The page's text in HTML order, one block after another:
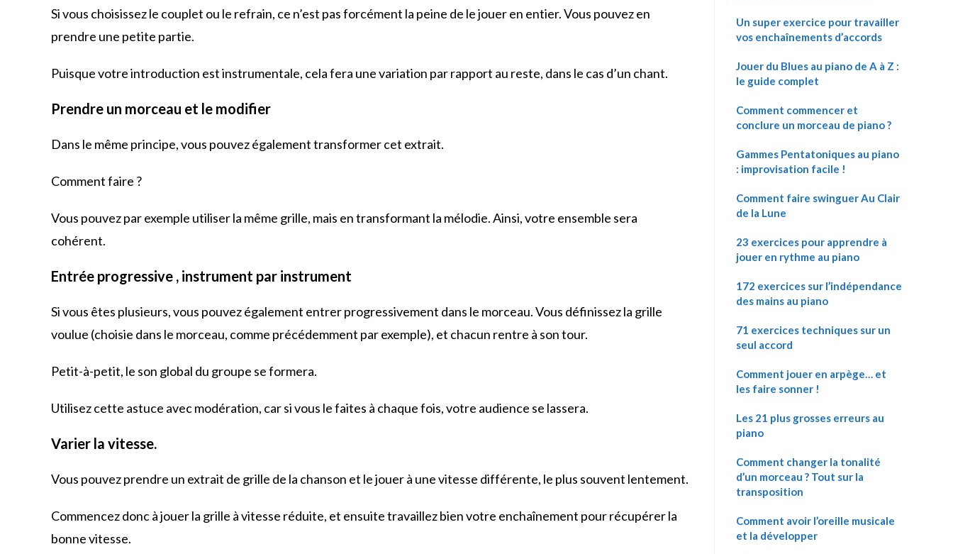
Si vous choisissez le couplet ou le refrain, ce n’est pas forcément la peine de le jouer en entier. Vous pouvez en
prendre une petite partie.
Puisque votre introduction est instrumentale, cela fera une variation par rapport au reste, dans le cas d’un chant.
Prendre un morceau et le modifier
Dans le même principe, vous pouvez également transformer cet extrait.
Comment faire ?
Vous pouvez par exemple utiliser la même grille, mais en transformant la mélodie. Ainsi, votre ensemble sera
cohérent.
Entrée progressive , instrument par instrument
Si vous êtes plusieurs, vous pouvez également entrer progressivement dans le morceau. Vous définissez la grille
voulue (choisie dans le morceau, comme précédemment par exemple), et chacun rentre à son tour.
Petit-à-petit, le son global du groupe se formera.
Utilisez cette astuce avec modération, car si vous le faites à chaque fois, votre audience se lassera.
Varier la vitesse.
Vous pouvez prendre un extrait de grille de la chanson et le jouer à une vitesse différente, le plus souvent lentement.
Commencez donc à jouer la grille à vitesse réduite, et ensuite travaillez bien votre enchaînement pour récupérer la
bonne vitesse.
Un super exercice pour travailler
vos enchaînements d’accords
Jouer du Blues au piano de A à Z :
le guide complet
Comment commencer et
conclure un morceau de piano ?
Gammes Pentatoniques au piano
: improvisation facile !
Comment faire swinguer Au Clair
de la Lune
23 exercices pour apprendre à
jouer en rythme au piano
172 exercices sur l’indépendance
des mains au piano
71 exercices techniques sur un
seul accord
Comment jouer en arpège… et
les faire sonner !
Les 21 plus grosses erreurs au
piano
Comment changer la tonalité
d’un morceau ? Tout sur la
transposition
Comment avoir l’oreille musicale
et la développer